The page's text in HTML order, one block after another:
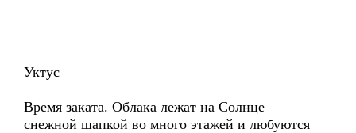
Уктус
Время заката. Облака лежат на Солнце
снежной шапкой во много этажей и любуются